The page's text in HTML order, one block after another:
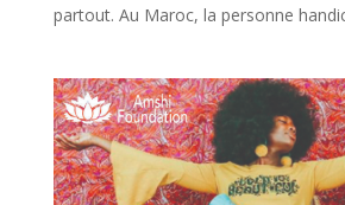
partout. Au Maroc, la personne